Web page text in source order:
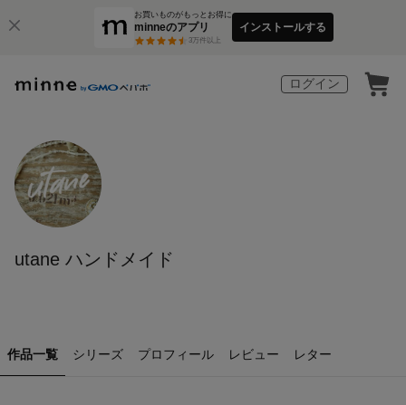
お買いものがもっとお得に
minneのアプリ
3万件以上
インストールする
ログイン
utane ハンドメイド
作品一覧 シリーズ プロフィール レビュー レター